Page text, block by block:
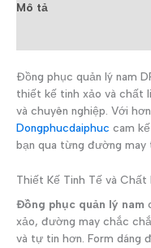
Mô tả
Đồng phục quản lý nam
thiết kế tinh xảo và chất
và chuyên nghiệp. Với
Dongphucdaiphuc cam
bạn qua từng đường may
Thiết Kế Tinh Tế và Chất
Đồng phục quản lý nam
xảo, đường may chắc
và tự tin hơn. Form dáng